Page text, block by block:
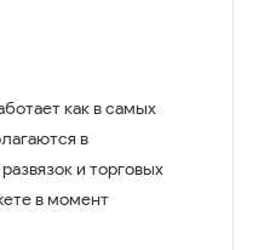
как в самых
в
и торговых
в момент